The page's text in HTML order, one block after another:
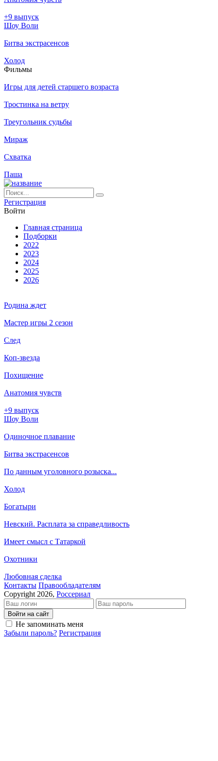
+9 выпуск
Шоу Воли
Битва экстрасенсов
Холод
Филь­мы
Игры для детей старшего возраста
Тростинка на ветру
Треугольник судьбы
Мираж
Схватка
Паша
Ре­ги­ст­ра­ция
Вой­ти
Глав­ная стра­ни­ца
Подборки
2022
2023
2024
2025
2026
Родина ждет
Мастер игры 2 сезон
След
Коп-звезда
Похищение
Анатомия чувств
+9 выпуск
Шоу Воли
Одиночное плавание
Битва экстрасенсов
По данным уголовного розыска...
Холод
Богатыри
Невский. Расплата за справедливость
Имеет смысл с Татаркой
Охотники
Любовная сделка
Кон­так­ты Пра­во­об­ла­да­те­лям
Copyright 2026, Россериал
Войти на сайт
Не запоминать меня
Забыли пароль? Регистрация